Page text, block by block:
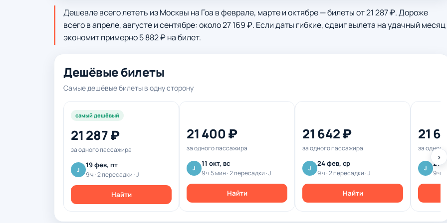
Дешевле всего лететь из Москвы на Гоа в феврале, марте и октябре — билеты от 21 287 ₽. Дороже
всего в апреле, августе и сентябре: около 27 169 ₽. Если даты гибкие, сдвиг вылета на удачный месяц
экономит примерно 5 882 ₽ на билет.
Дешёвые билеты
Самые дешёвые билеты в одну сторону
›
самый дешёвый
21 287 ₽
за одного пассажира
J
19 фев, пт
9 ч · 2 пересадки · J
Найти
21 400 ₽
за одного пассажира
J
11 окт, вс
9 ч 5 мин · 2 пересадки · J
Найти
21 642 ₽
за одного пассажира
J
24 фев, ср
9 ч · 2 пересадки · J
Найти
21
за одного
J
21
9 ч ·